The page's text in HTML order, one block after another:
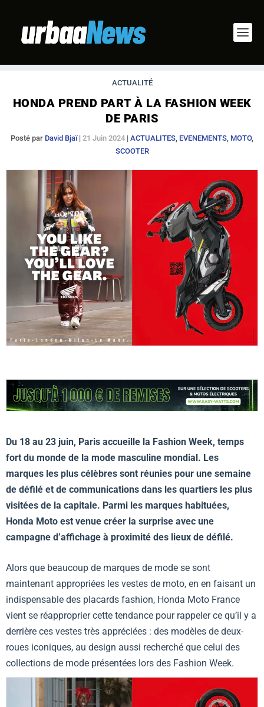
ACTUALITÉ
HONDA PREND PART À LA FASHION WEEK
DE PARIS
Posté par David Bjaï| 21 Juin 2024 | ACTUALITES, EVENEMENTS, MOTO,
SCOOTER
Du 18 au 23 juin, Paris accueille la Fashion Week, temps
fort du monde de la mode masculine mondial. Les
marques les plus célèbres sont réunies pour une semaine
de défilé et de communications dans les quartiers les plus
visitées de la capitale. Parmi les marques habituées,
Honda Moto est venue créer la surprise avec une
campagne d’affichage à proximité des lieux de défilé.
Alors que beaucoup de marques de mode se sont
maintenant appropriées les vestes de moto, en en faisant un
indispensable des placards fashion, Honda Moto France
vient se réapproprier cette tendance pour rappeler ce qu’il y a
derrière ces vestes très appréciées : des modèles de deux-
roues iconiques, au design aussi recherché que celui des
collections de mode présentées lors des Fashion Week.